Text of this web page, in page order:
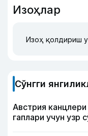
Изоҳлар
Изоҳ қолдириш
Сўнгги
Австрия
гаплари учун узр